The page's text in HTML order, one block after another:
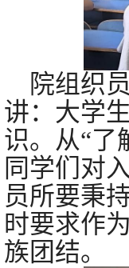
院组织
讲：大学
识。从“了
同学们对
员所要秉
时要求作
族团结。